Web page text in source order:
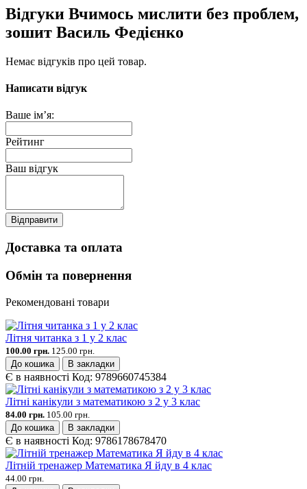
Відгуки Вчимось мислити без проблем,
зошит Василь Федієнко
Немає відгуків про цей товар.
Написати відгук
Ваше ім’я:
Рейтинг
Ваш відгук
Відправити
Доставка та оплата
Обмін та повернення
Рекомендовані товари
Літня читанка з 1 у 2 клас
100.00 грн. 125.00 грн.
До кошика
В закладки
Є в наявності Код: 9789660745384
Літні канікули з математикою з 2 у 3 клас
84.00 грн. 105.00 грн.
До кошика
В закладки
Є в наявності Код: 9786178678470
Літній тренажер Математика Я йду в 4 клас
44.00 грн.